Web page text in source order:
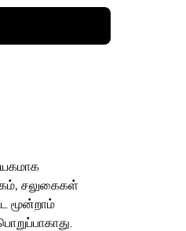
சலுகைகள்
மூன்றாம்